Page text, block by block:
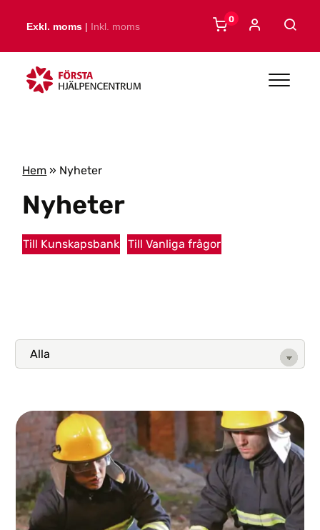
Exkl. moms | Inkl. moms
0
Hem » Nyheter
Nyheter
Till Kunskapsbank Till Vanliga frågor